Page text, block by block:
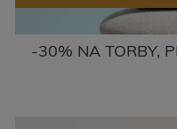
-30% NA TORBY,